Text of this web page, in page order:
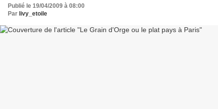
Publié le 19/04/2009 à 08:00
Par livy_etoile